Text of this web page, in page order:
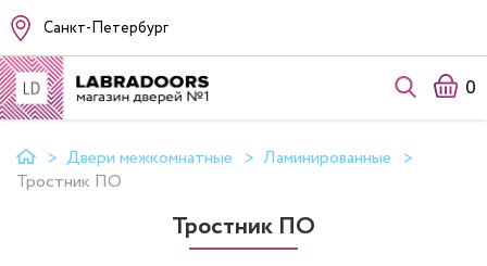
Санкт-Петербург
0
Двери межкомнатные
Ламинированные
Тростник ПО
Тростник ПО